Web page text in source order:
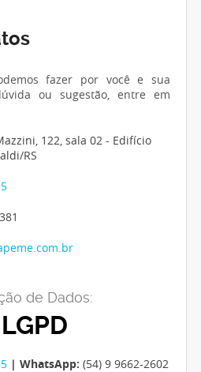
fazer por você e sua
ou sugestão, entre em
122, sala 02 - Edifício
RS
de Dados:
| WhatsApp: (54) 9 9662-2602